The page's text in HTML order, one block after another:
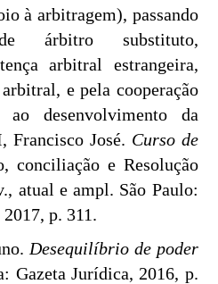
à arbitragem), passando
árbitro substituto,
arbitral estrangeira,
e pela cooperação
desenvolvimento da
Francisco José. Curso de
conciliação e Resolução
atual e ampl. São Paulo:
p. 311.
Desequilíbrio de poder
Gazeta Jurídica, 2016, p.